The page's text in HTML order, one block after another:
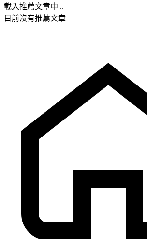
載入推薦文章中...
目前沒有推薦文章